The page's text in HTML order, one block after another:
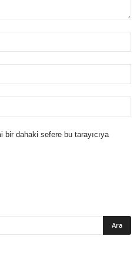
bir dahaki sefere bu tarayıcıya